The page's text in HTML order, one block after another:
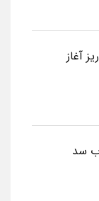
آغاز
سد